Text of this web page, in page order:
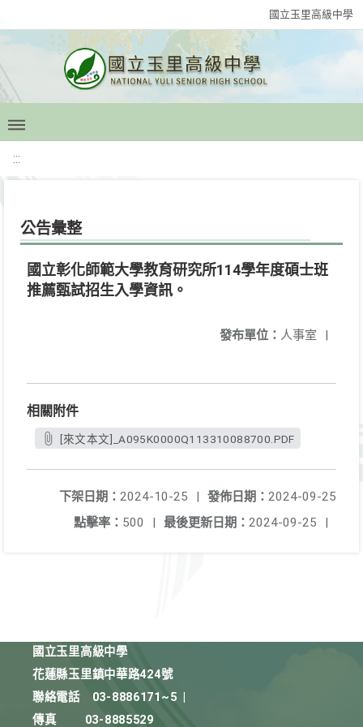
國立玉里高級中學
:::
公告彙整
國立彰化師範大學教育研究所114學年度碩士班
推薦甄試招生入學資訊。
發布單位： 人事室 |
相關附件
[來文本文]_A095K0000Q113310088700.PDF
發佈日期： 2024-09-25
下架日期： 2024-10-25
|
最後更新日期： 2024-09-25 |
點擊率： 500 |
國立玉里高級中學
花蓮縣玉里鎮中華路424號
聯絡電話
03-8886171~5
傳真
03-8885529